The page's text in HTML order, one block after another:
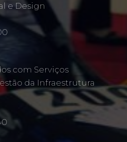
e Design
com Serviços
da Infraestrutura